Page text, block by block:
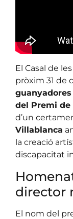
El Casal de
pròxim 31 de
del Premi de
d’un
Villablanca
la creació
discapacitat
director
El nom del